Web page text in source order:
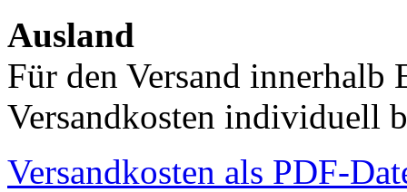
Ausland
Für den Versand innerhalb
Versandkosten individuell
Versandkosten als PDF-